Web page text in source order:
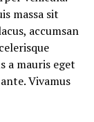
massa sit
accumsan
a mauris eget
Vivamus